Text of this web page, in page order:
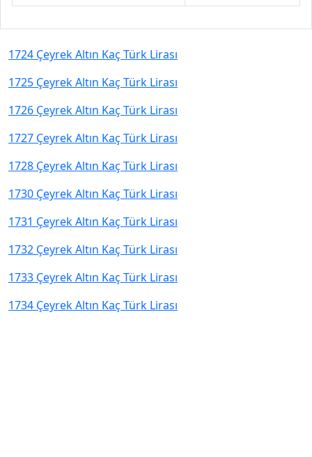
1724 Çeyrek Altın Kaç Türk Lirası
1725 Çeyrek Altın Kaç Türk Lirası
1726 Çeyrek Altın Kaç Türk Lirası
1727 Çeyrek Altın Kaç Türk Lirası
1728 Çeyrek Altın Kaç Türk Lirası
1730 Çeyrek Altın Kaç Türk Lirası
1731 Çeyrek Altın Kaç Türk Lirası
1732 Çeyrek Altın Kaç Türk Lirası
1733 Çeyrek Altın Kaç Türk Lirası
1734 Çeyrek Altın Kaç Türk Lirası